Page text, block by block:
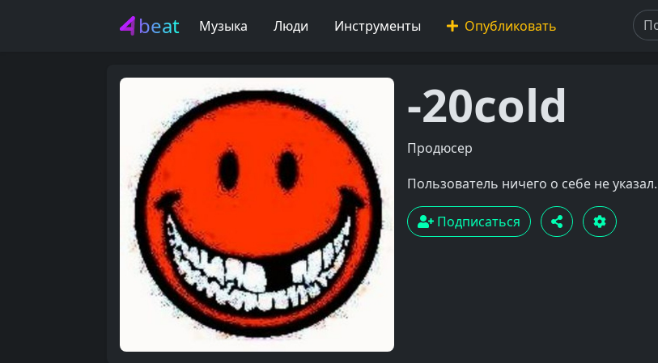
beat Музыка Люди Инструменты Опубликовать
-20cold
Продюсер
Пользователь ничего о себе не указал.
Подписаться